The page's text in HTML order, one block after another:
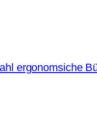
ergonomsiche